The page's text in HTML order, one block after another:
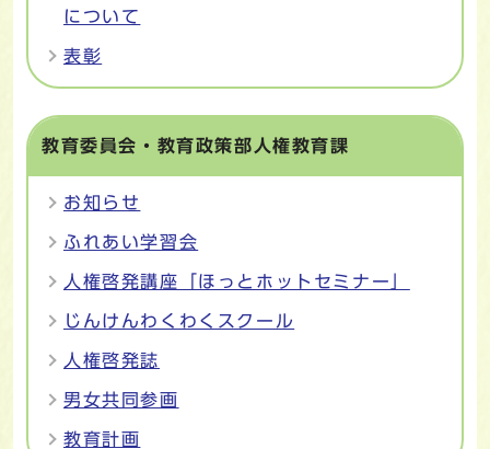
について
表彰
教育委員会・教育政策部人権教育課
お知らせ
ふれあい学習会
人権啓発講座「ほっとホットセミナー」
じんけんわくわくスクール
人権啓発誌
男女共同参画
教育計画